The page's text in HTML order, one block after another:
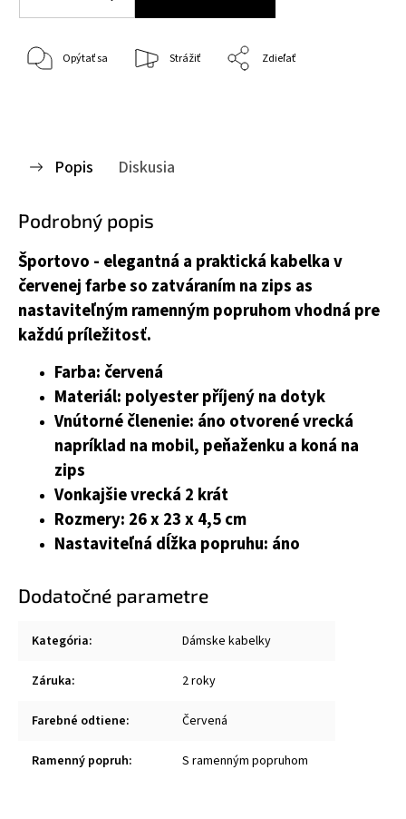
Opýtať sa Strážiť Zdieľať
Popis Diskusia
Podrobný popis
Športovo - elegantná a praktická kabelka v
červenej farbe so zatváraním na zips as
nastaviteľným ramenným popruhom vhodná pre
každú príležitosť.
Farba: červená
Materiál: polyester příjený na dotyk
Vnútorné členenie: áno otvorené vrecká
napríklad na mobil, peňaženku a koná na
zips
Vonkajšie vrecká 2 krát
Rozmery: 26 x 23 x 4,5 cm
Nastaviteľná dĺžka popruhu: áno
Dodatočné parametre
Kategória: Dámske kabelky
Záruka: 2 roky
Farebné odtiene: Červená
Ramenný popruh: S ramenným popruhom